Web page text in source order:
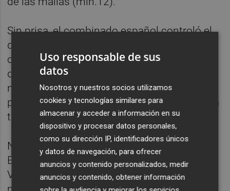
Sin prisa, el combinado español controló el
duelo, muy cómodo y sin conceder
ocasiones, mientras la clasificación llegaba
desde tierras helvéticas. De hecho, Cata Coll
no recibió ni un solo tiro a puerta en la
primera mitad, pero las cosas comenzaron a
torcerse tras el paso por vestuarios.
Nada más reanudarse el encuentro y con
España con diez jugadoras sobre el césped,
Valentina Giacinti igualó la contienda en
Uso responsable de sus
datos
Nosotros y nuestros socios utilizamos
cookies y tecnologías similares para
almacenar y acceder a información en su
dispositivo y procesar datos personales,
como su dirección IP, identificadores únicos
y datos de navegación, para ofrecer
anuncios y contenido personalizados, medir
anuncios y contenido, obtener información